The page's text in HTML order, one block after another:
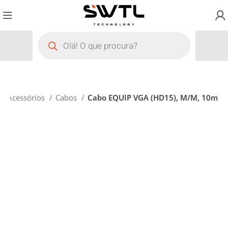
Acessórios Cabos Cabo EQUIP VGA (HD15), M/M, 10m